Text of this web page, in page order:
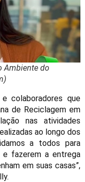
Ambiente do
colaboradores que
de Reciclagem em
nas atividades
ao longo dos
a todos para
e fazerem a entrega
em suas casas”,